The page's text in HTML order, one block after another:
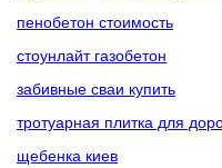
пенобетон стоимость
стоунлайт газобетон
забивные сваи купить
тротуарная плитка для
щебенка киев